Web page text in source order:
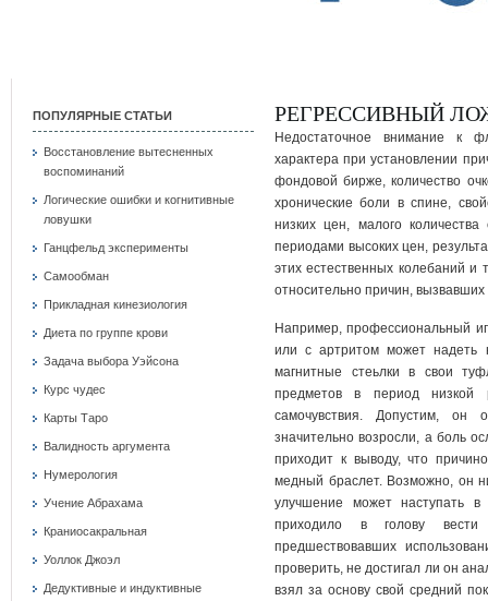
ПОПУЛЯРНЫЕ СТАТЬИ
Восстановление вытесненных
воспоминаний
Логические ошибки и когнитивные
ловушки
Ганцфельд эксперименты
Самообман
Прикладная кинезиология
Диета по группе крови
Задача выбора Уэйсона
Курс чудес
Карты Таро
Валидность аргумента
Нумерология
Учение Абрахама
Краниосакральная
Уоллок Джоэл
Дедуктивные и индуктивные
РЕГРЕССИВНЫЙ
Недостаточное внимание к
характера при установлении
фондовой бирже, количество
хронические боли в спине,
низких цен, малого
периодами высоких цен,
этих естественных колебаний и
относительно причин,
Например, профессиональный
или с артритом может надеть
магнитные стеьлки в свои
предметов в период низкой
самочувствия. Допустим, он
значительно возросли, а боль
приходит к выводу, что
медный браслет. Возможно, он
улучшение может наступать
приходило в голову вести
предшествовавших
проверить, не достигал ли он
взял за основу свой средний